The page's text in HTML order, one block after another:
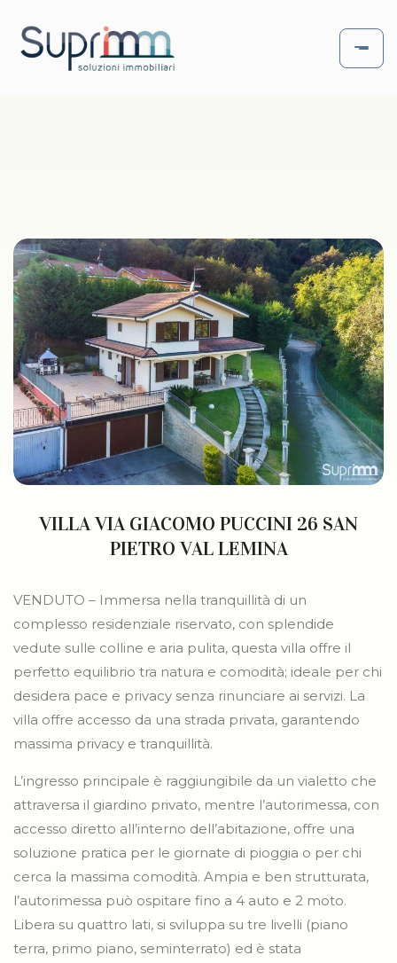
VILLA VIA GIACOMO PUCCINI 26 SAN
PIETRO VAL LEMINA
VENDUTO – Immersa nella tranquillità di un
complesso residenziale riservato, con splendide
vedute sulle colline e aria pulita, questa villa offre il
perfetto equilibrio tra natura e comodità; ideale per chi
desidera pace e privacy senza rinunciare ai servizi. La
villa offre accesso da una strada privata, garantendo
massima privacy e tranquillità.
L’ingresso principale è raggiungibile da un vialetto che
attraversa il giardino privato, mentre l’autorimessa, con
accesso diretto all’interno dell’abitazione, offre una
soluzione pratica per le giornate di pioggia o per chi
cerca la massima comodità. Ampia e ben strutturata,
l’autorimessa può ospitare fino a 4 auto e 2 moto.
Libera su quattro lati, si sviluppa su tre livelli (piano
terra, primo piano, seminterrato) ed è stata